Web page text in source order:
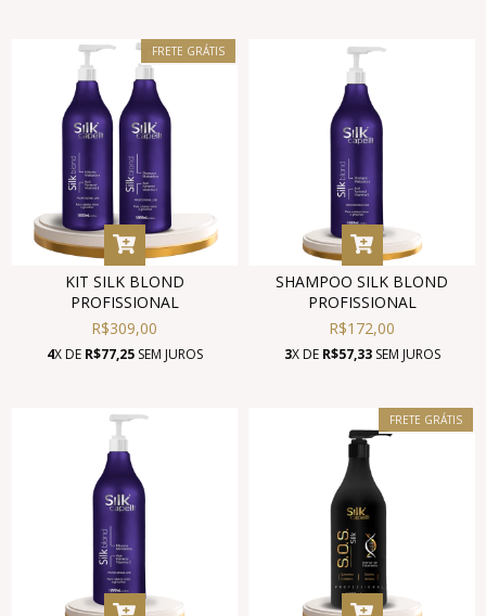
FRETE GRÁTIS
KIT SILK BLOND
PROFISSIONAL
R$309,00
4X DE R$77,25SEM JUROS
SHAMPOO SILK BLOND
PROFISSIONAL
R$172,00
3X DE R$57,33SEM JUROS
FRETE GRÁTIS